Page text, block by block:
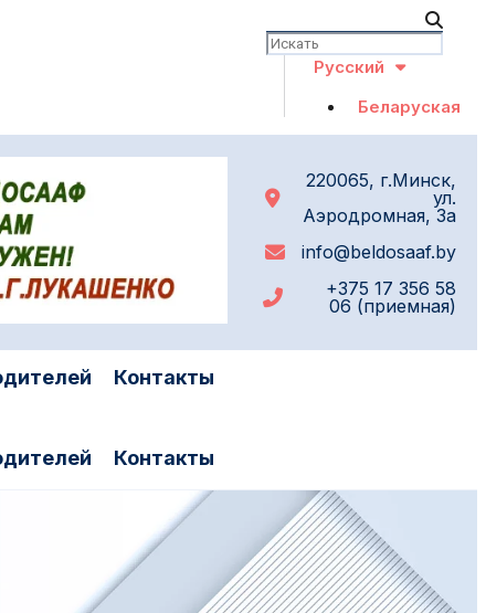
Русский
Беларуская
220065, г.Минск,
ул.
Аэродромная, 3а
info@beldosaaf.by
+375 17 356 58
06 (приемная)
Контакты
Контакты